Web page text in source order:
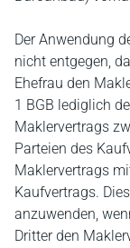
Der Anwendung
nicht entgegen,
Ehefrau den
1 BGB lediglich
Maklervertrags
Parteien des
Maklervertrags
Kaufvertrags.
anzuwenden,
Dritter den